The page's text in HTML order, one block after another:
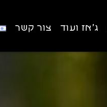
ג’אז ועוד צור קשר